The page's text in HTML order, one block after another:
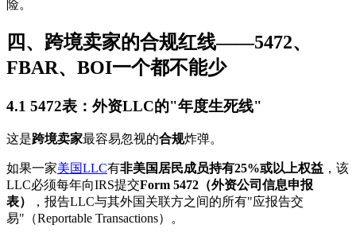
险。
四、跨境卖家的合规红线——5472、
FBAR、BOI一个都不能少
4.1 5472表：外资LLC的"年度生死线"
这是跨境卖家最容易忽视的合规炸弹。
如果一家美国LLC有非美国居民成员持有25%或以上权益 ，该
LLC必须每年向IRS提交Form 5472（外资公司信息申报
表）
，报告LLC与其外国关联方之间的所有"应报告交
易"（Reportable Transactions）。